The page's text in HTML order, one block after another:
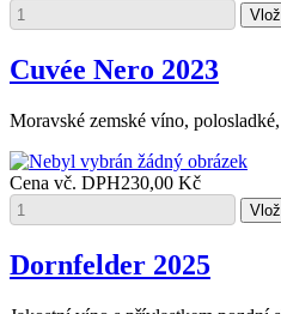
Cuvée Nero 2023
Moravské zemské víno,
Cena vč. DPH230,00 Kč
Dornfelder 2025